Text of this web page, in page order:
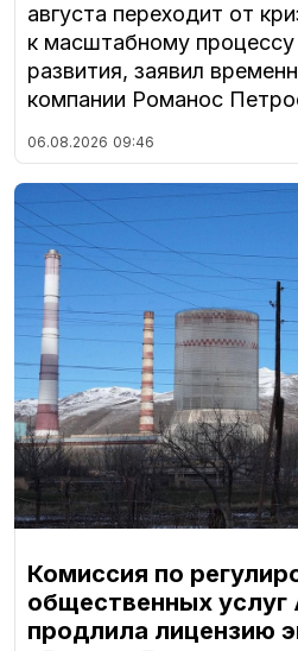
августа переходит от
к масштабному процессу
развития, заявил
компании Романос
06.08.2026 09:46
Комиссия по
общественных услуг
продлила лицензию